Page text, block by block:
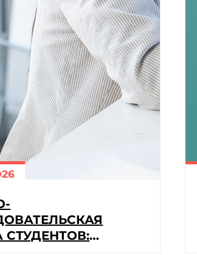
СТУДЕНТОВ: